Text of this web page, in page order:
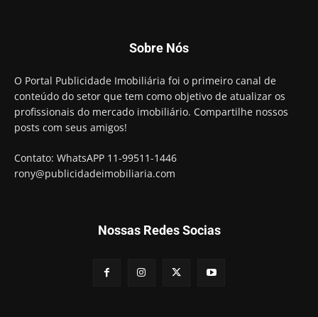
Sobre Nós
O Portal Publicidade Imobiliária foi o primeiro canal de
conteúdo do setor que tem como objetivo de atualizar os
profissionais do mercado imobiliário. Compartilhe nossos
posts com seus amigos!
Contato: WhatsAPP 11-99511-1446
rony@publicidadeimobiliaria.com
Nossas Redes Socias